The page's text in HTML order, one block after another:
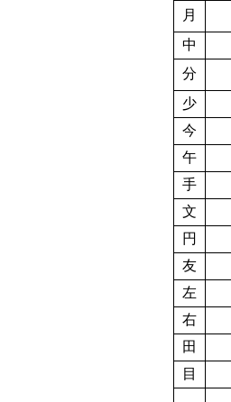
月
中
分
少
今
午
手
文
円
友
左
右
田
目